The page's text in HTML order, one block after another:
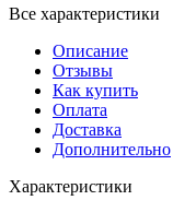
Все характеристики
Описание
Отзывы
Как купить
Оплата
Доставка
Дополнительно
Характеристики